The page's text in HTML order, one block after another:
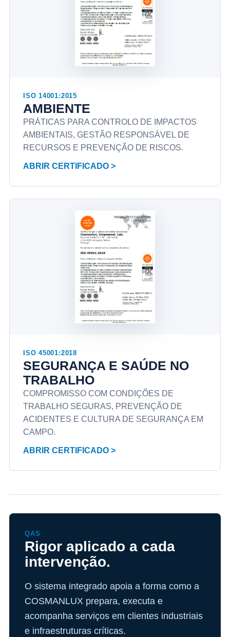
ISO 14001:2015
AMBIENTE
PRÁTICAS PARA CONTROLO DE IMPACTOS
AMBIENTAIS, GESTÃO RESPONSÁVEL DE
RECURSOS E PREVENÇÃO DE RISCOS.
ABRIR CERTIFICADO
ISO 45001:2018
SEGURANÇA E SAÚDE NO
TRABALHO
COMPROMISSO COM CONDIÇÕES DE
TRABALHO SEGURAS, PREVENÇÃO DE
ACIDENTES E CULTURA DE SEGURANÇA EM
CAMPO.
ABRIR CERTIFICADO
QAS
Rigor aplicado a cada
intervenção.
O sistema integrado apoia a forma como a
COSMANLUX prepara, executa e
acompanha serviços em clientes industriais
e infraestruturas críticas.